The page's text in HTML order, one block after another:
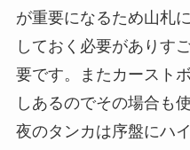
が重要になるため山札
しておく必要がありす
要です。またカースト
しあるのでその場合も
夜のタンカは序盤にハ